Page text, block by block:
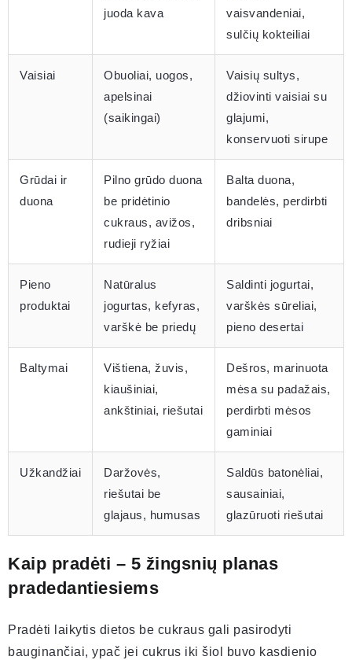
juoda kava
vaisvandeniai,
sulčių kokteiliai
Vaisiai
Obuoliai, uogos,
apelsinai
(saikingai)
Vaisių sultys,
džiovinti vaisiai su
glajumi,
konservuoti sirupe
Grūdai ir
duona
Pilno grūdo duona
be pridėtinio
cukraus, avižos,
rudieji ryžiai
Balta duona,
bandelės, perdirbti
dribsniai
Pieno
produktai
Natūralus
jogurtas, kefyras,
varškė be priedų
Saldinti jogurtai,
varškės sūreliai,
pieno desertai
Baltymai
Vištiena, žuvis,
kiaušiniai,
ankštiniai, riešutai
Dešros, marinuota
mėsa su padažais,
perdirbti mėsos
gaminiai
Užkandžiai
Daržovės,
riešutai be
glajaus, humusas
Saldūs batonėliai,
sausainiai,
glazūruoti riešutai
Kaip pradėti – 5 žingsnių planas
pradedantiesiems
Pradėti laikytis dietos be cukraus gali pasirodyti
bauginančiai, ypač jei cukrus iki šiol buvo kasdienio